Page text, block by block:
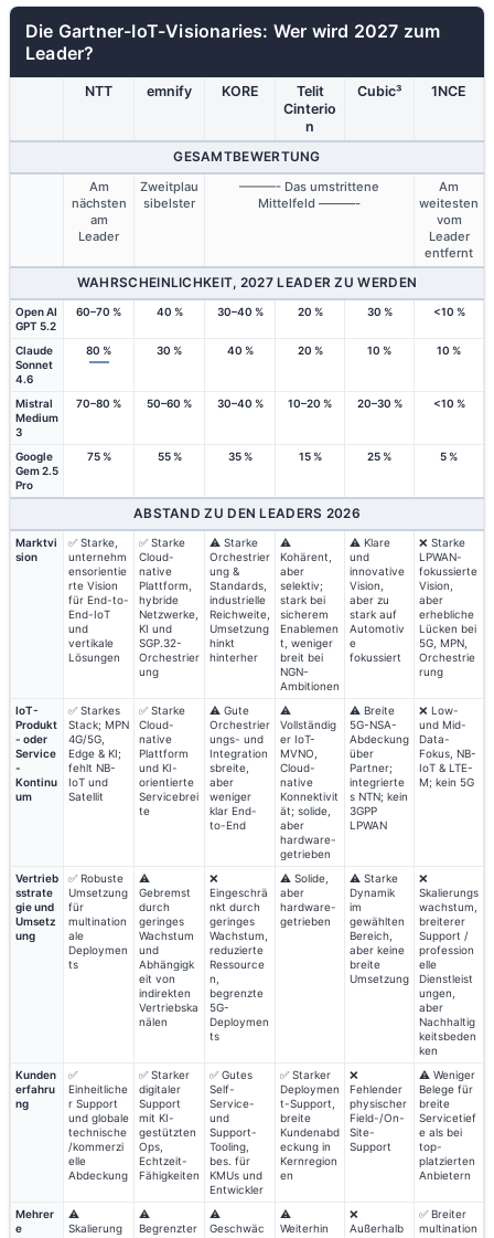
Die Gartner-IoT-Visionaries: Wer wird 2027 zum
Leader?
NTT emnify KORE
Telit
Cinterio
n
Cubic³ 1NCE
GESAMTBEWERTUNG
Am
nächsten
am
Leader
Zweitplau
sibelster
———- Das umstrittene
Mittelfeld ———-
Am
weitesten
vom
Leader
entfernt
WAHRSCHEINLICHKEIT, 2027 LEADER ZU WERDEN
Open AI
GPT 5.2
60–70 % 40 % 30–40 % 20 % 30 % <10 %
Claude
Sonnet
4.6
80 % 30 % 40 % 20 % 10 % 10 %
Mistral
Medium
3
70–80 % 50–60 % 30–40 % 10–20 % 20–30 % <10 %
Google
Gem 2.5
Pro
75 % 55 % 35 % 15 % 25 % 5 %
ABSTAND ZU DEN LEADERS 2026
Marktvi
sion
✅ Starke,
unternehm
ensorientie
rte Vision
für End-to-
End-IoT
und
vertikale
Lösungen
✅ Starke
Cloud-
native
Plattform,
hybride
Netzwerke,
KI und
SGP.32-
Orchestrier
ung
⚠️ Starke
Orchestrier
ung &
Standards,
industrielle
Reichweite,
Umsetzung
hinkt
hinterher
⚠️
Kohärent,
aber
selektiv;
stark bei
sicherem
Enablemen
t, weniger
breit bei
NGN-
Ambitionen
⚠️ Klare
und
innovative
Vision,
aber zu
stark auf
Automotiv
e
fokussiert
❌ Starke
LPWAN-
fokussierte
Vision,
aber
erhebliche
Lücken bei
5G, MPN,
Orchestrie
rung
IoT-
Produkt
- oder
Service
-
Kontinu
um
✅ Starkes
Stack; MPN
4G/5G,
Edge & KI;
fehlt NB-
IoT und
Satellit
✅ Starke
Cloud-
native
Plattform
und KI-
orientierte
Servicebrei
te
⚠️ Gute
Orchestrier
ungs- und
Integration
sbreite,
aber
weniger
klar End-
to-End
⚠️
Vollständig
er IoT-
MVNO,
Cloud-
native
Konnektivit
ät; solide,
aber
hardware-
getrieben
⚠️ Breite
5G-NSA-
Abdeckung
über
Partner;
integrierte
s NTN; kein
3GPP
LPWAN
❌ Low-
und Mid-
Data-
Fokus, NB-
IoT & LTE-
M; kein 5G
Vertrieb
sstrate
gie und
Umsetz
ung
✅ Robuste
Umsetzung
für
multination
ale
Deploymen
ts
⚠️
Gebremst
durch
geringes
Wachstum
und
Abhängigk
eit von
indirekten
Vertriebska
nälen
❌
Eingeschrä
nkt durch
geringes
Wachstum,
reduzierte
Ressource
n,
begrenzte
5G-
Deploymen
ts
⚠️ Solide,
aber
hardware-
getrieben
⚠️ Starke
Dynamik
im
gewählten
Bereich,
aber keine
breite
Umsetzung
❌
Skalierungs
wachstum,
breiterer
Support /
profession
elle
Dienstleist
ungen,
aber
Nachhaltig
keitsbeden
ken
Kunden
erfahru
ng
✅
Einheitliche
r Support
und globale
technische
/kommerzi
elle
Abdeckung
✅ Starker
digitaler
Support
mit KI-
gestützten
Ops,
Echtzeit-
Fähigkeiten
✅ Gutes
Self-
Service-
und
Support-
Tooling,
bes. für
KMUs und
Entwickler
✅ Starker
Deploymen
t-Support,
breite
Kundenabd
eckung in
Kernregion
en
❌
Fehlender
physischer
Field-/On-
Site-
Support
⚠️ Weniger
Belege für
breite
Servicetief
e als bei
top-
platzierten
Anbietern
Mehrer
e
⚠️
Skalierung
⚠️
Begrenzter
⚠️
Geschwäc
⚠️
Weiterhin
❌
Außerhalb
✅ Breiter
multination